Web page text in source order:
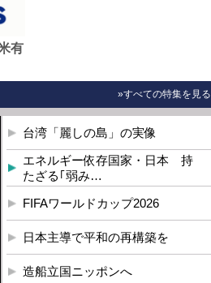
有
»すべての特集を見る
台湾「麗しの島」の実像
エネルギー依存国家・日本 持
たざる｢弱み…
FIFAワールドカップ2026
日本主導で平和の再構築を
造船立国ニッポンへ